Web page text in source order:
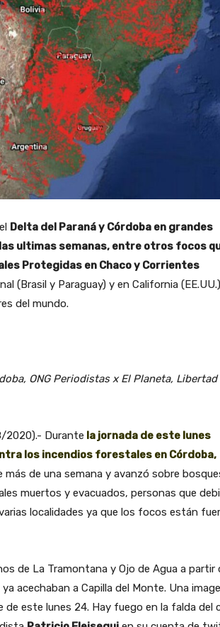
Delta del Paraná y Córdoba en grandes
ultimas semanas, entre otros focos
Protegidas en Chaco y Corrientes
(Brasil y Paraguay) y en California
del mundo.
ONG Periodistas x El Planeta, Libertad
2020).- Durante la jornada de este lunes
los incendios forestales en Córdoba,
más de una semana y avanzó sobre
muertos y evacuados, personas que
localidades ya que los focos están
de La Tramontana y Ojo de Agua a partir
acechaban a Capilla del Monte. Una
de este lunes 24. Hay fuego en la falda del